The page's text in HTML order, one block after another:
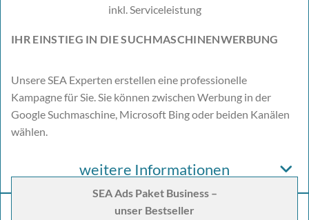
inkl. Serviceleistung
IHR EINSTIEG IN DIE SUCHMASCHINENWERBUNG
Unsere SEA Experten erstellen eine professionelle
Kampagne für Sie. Sie können zwischen Werbung in der
Google Suchmaschine, Microsoft Bing oder beiden Kanälen
wählen.
weitere Informationen
SEA Ads Paket Business –
unser Bestseller